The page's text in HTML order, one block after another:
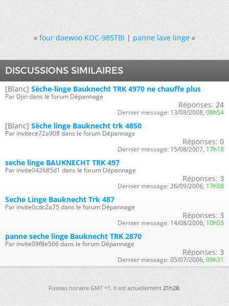
« four daewoo KOC-985TBI|panne lave linge »
DISCUSSIONS SIMILAIRES
[Blanc] Sèche-linge Bauknecht TRK 4970 ne chauffe plus
Par Djin dans le forum Dépannage
Réponses: 24
Dernier message: 13/08/2008, 08h54
[Blanc] Sèche linge Bauknecht trk 4850
Par invitece72a908 dans le forum Dépannage
Réponses: 0
Dernier message: 15/08/2007, 17h18
seche linge BAUKNECHT TRK 497
Par invite042685d1 dans le forum Dépannage
Réponses: 3
Dernier message: 26/09/2006, 17h58
Seche Linge Bauknecht Trk 487
Par invite0cdc2a75 dans le forum Dépannage
Réponses: 3
Dernier message: 14/08/2006, 10h03
panne seche linge Bauknecht TRK 2870
Par invite09f8e566 dans le forum Dépannage
Réponses: 3
Dernier message: 05/07/2006, 09h31
Fuseau horaire GMT +1. Il est actuellement21h28.